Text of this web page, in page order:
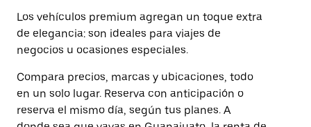
Los vehículos premium agregan un toque extra
de elegancia: son ideales para viajes de
negocios u ocasiones especiales.
Compara precios, marcas y ubicaciones, todo
en un solo lugar. Reserva con anticipación o
reserva el mismo día, según tus planes. A